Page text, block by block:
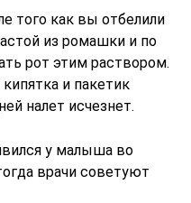
того как вы отбелили
из ромашки и по
рот этим раствором.
и пакетик
налет исчезнет.
у малыша во
врачи советуют